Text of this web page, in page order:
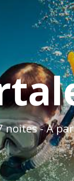
noites - A